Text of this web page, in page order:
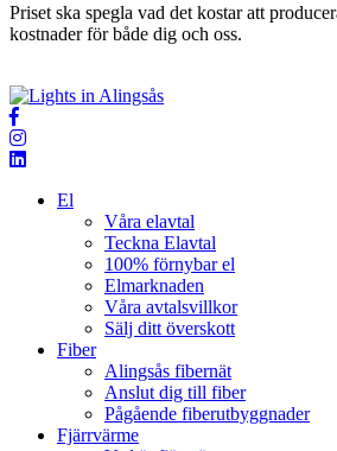
Priset ska spegla vad det kostar att
kostnader för både dig och oss.
El
Våra elavtal
Teckna Elavtal
100% förnybar el
Elmarknaden
Våra avtalsvillkor
Sälj ditt överskott
Fiber
Alingsås fibernät
Anslut dig till fiber
Pågående fiberutbyggnader
Fjärrvärme